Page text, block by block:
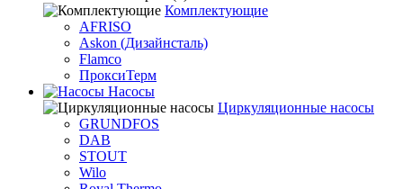
Комплектующие
AFRISO
Askon (Дизайнсталь)
Flamco
ПроксиТерм
Насосы
Циркуляционные насосы
GRUNDFOS
DAB
STOUT
Wilo